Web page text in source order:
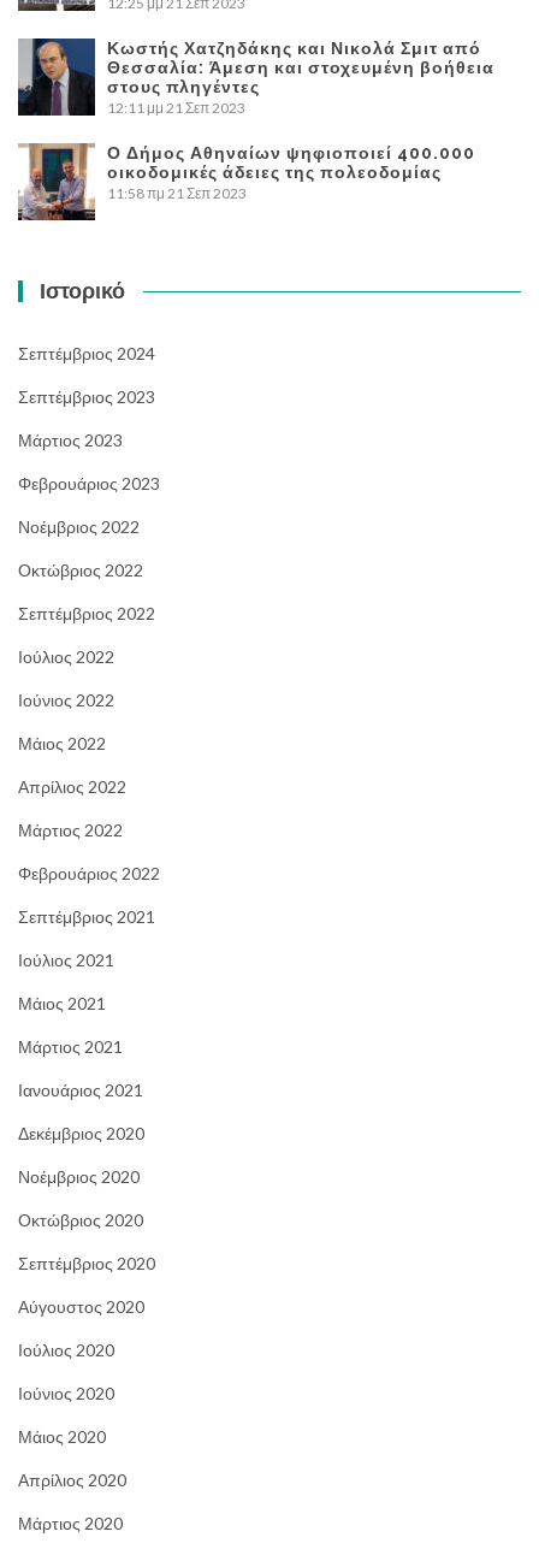
Κωστής Χατζηδάκης και Νικολά Σμιτ από
Θεσσαλία: Άμεση και στοχευμένη βοήθεια
στους πληγέντες
12:11 μμ 21 Σεπ 2023
Ο Δήμος Αθηναίων ψηφιοποιεί 400.000
οικοδομικές άδειες της πολεοδομίας
11:58 πμ 21 Σεπ 2023
Ιστορικό
Σεπτέμβριος 2024
Σεπτέμβριος 2023
Μάρτιος 2023
Φεβρουάριος 2023
Νοέμβριος 2022
Οκτώβριος 2022
Σεπτέμβριος 2022
Ιούλιος 2022
Ιούνιος 2022
Μάιος 2022
Απρίλιος 2022
Μάρτιος 2022
Φεβρουάριος 2022
Σεπτέμβριος 2021
Ιούλιος 2021
Μάιος 2021
Μάρτιος 2021
Ιανουάριος 2021
Δεκέμβριος 2020
Νοέμβριος 2020
Οκτώβριος 2020
Σεπτέμβριος 2020
Αύγουστος 2020
Ιούλιος 2020
Ιούνιος 2020
Μάιος 2020
Απρίλιος 2020
Μάρτιος 2020